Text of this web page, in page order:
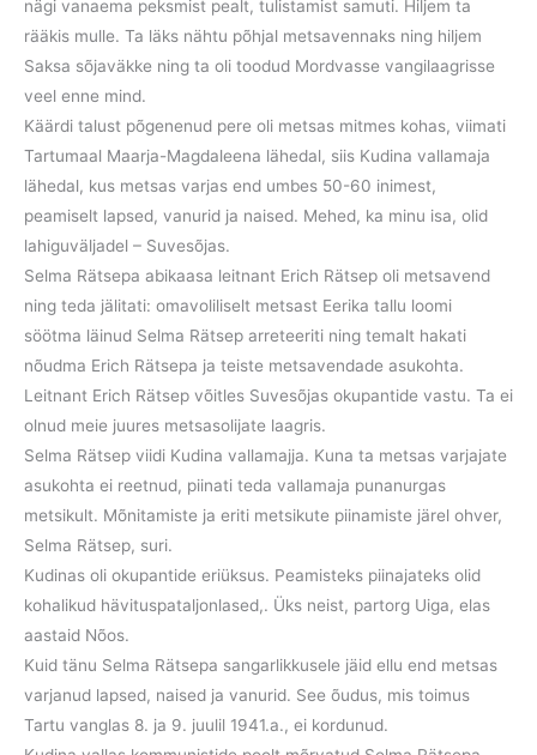
nägi vanaema peksmist pealt, tulistamist samuti. Hiljem ta
rääkis mulle. Ta läks nähtu põhjal metsavennaks ning hiljem
Saksa sõjaväkke ning ta oli toodud Mordvasse vangilaagrisse
veel enne mind.
Käärdi talust põgenenud pere oli metsas mitmes kohas, viimati
Tartumaal Maarja-Magdaleena lähedal, siis Kudina vallamaja
lähedal, kus metsas varjas end umbes 50-60 inimest,
peamiselt lapsed, vanurid ja naised. Mehed, ka minu isa, olid
lahiguväljadel – Suvesõjas.
Selma Rätsepa abikaasa leitnant Erich Rätsep oli metsavend
ning teda jälitati: omavoliliselt metsast Eerika tallu loomi
söötma läinud Selma Rätsep arreteeriti ning temalt hakati
nõudma Erich Rätsepa ja teiste metsavendade asukohta.
Leitnant Erich Rätsep võitles Suvesõjas okupantide vastu. Ta ei
olnud meie juures metsasolijate laagris.
Selma Rätsep viidi Kudina vallamajja. Kuna ta metsas varjajate
asukohta ei reetnud, piinati teda vallamaja punanurgas
metsikult. Mõnitamiste ja eriti metsikute piinamiste järel ohver,
Selma Rätsep, suri.
Kudinas oli okupantide eriüksus. Peamisteks piinajateks olid
kohalikud hävituspataljonlased,. Üks neist, partorg Uiga, elas
aastaid Nõos.
Kuid tänu Selma Rätsepa sangarlikkusele jäid ellu end metsas
varjanud lapsed, naised ja vanurid. See õudus, mis toimus
Tartu vanglas 8. ja 9. juulil 1941.a., ei kordunud.